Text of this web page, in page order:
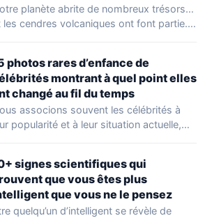
planète abrite de nombreux trésors…
les cendres volcaniques ont font partie.
photos rares d’enfance de
montrant à quel point elles
changé au fil du temps
associons souvent les célébrités à
popularité et à leur situation actuelle,
signes scientifiques qui
que vous êtes plus
que vous ne le pensez
quelqu’un d’intelligent se révèle de